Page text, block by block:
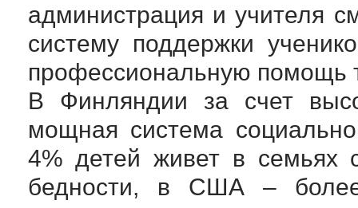
администрация и учителя
систему поддержки
профессиональную помощь
В Финляндии за счет
мощная система
4% детей живет в семьях
бедности, в США –